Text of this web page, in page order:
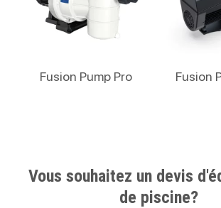
Fusion Pump Pro Fusion
Vous souhaitez un devis
de piscine?